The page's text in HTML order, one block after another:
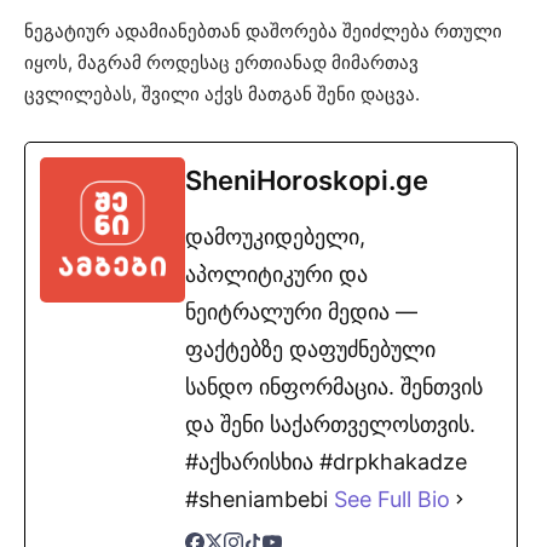
ნეგატიურ ადამიანებთან დაშორება შეიძლება რთული
იყოს, მაგრამ როდესაც ერთიანად მიმართავ
ცვლილებას, შვილი აქვს მათგან შენი დაცვა.
SheniHoroskopi.ge
დამოუკიდებელი,
აპოლიტიკური და
ნეიტრალური მედია —
ფაქტებზე დაფუძნებული
სანდო ინფორმაცია. შენთვის
და შენი საქართველოსთვის.
#აქხარისხია #drpkhakadze
#sheniambebi See Full Bio